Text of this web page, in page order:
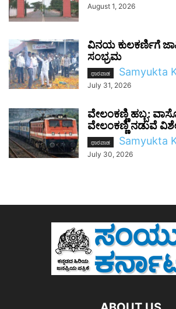
August 1, 2026
ವಿನಯ ಕುಲಕರ್ಣಿಗೆ
ಸಂಭ್ರಮ
ಧಾರವಾಡ Samyukta
July 31, 2026
ವೇಲಂಕಣ್ಣಿ ಹಬ್ಬ:
ವೇಲಂಕಣ್ಣಿ ನಡುವೆ
ಧಾರವಾಡ Samyukta
July 30, 2026